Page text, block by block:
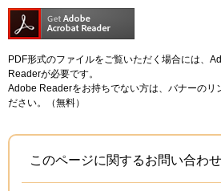
PDF形式のファイルをご覧いただく場合には、
Readerが必要です。
Adobe Readerをお持ちでない方は、バナーのリ
ださい。（無料）
このページに関するお問い合わ